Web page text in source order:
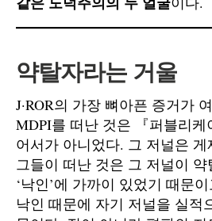
약탈자라는 거울
J·ROR의 가장 뼈아픈 증거가
MDPI를 떠난 것은 『퍼블리케
어서가 아니었다. 그 저널은
그들이 떠난 것은 그 저널이 약
‘낙인’에 가까이 있었기 때문
낙인 때문에 자기 저널을 실적